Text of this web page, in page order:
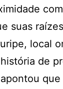
suas
local
de
que